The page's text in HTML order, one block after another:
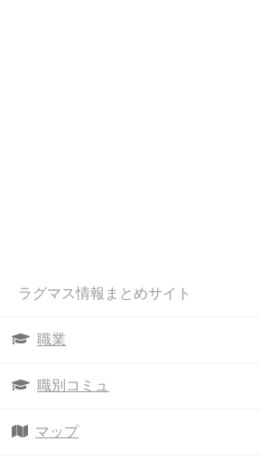
ラグマス情報まとめサイト
職業
職別コミュ
マップ